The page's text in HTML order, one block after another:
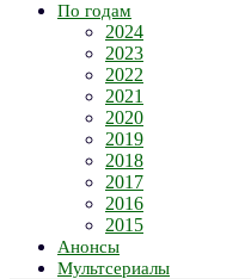
По годам
2024
2023
2022
2021
2020
2019
2018
2017
2016
2015
Анонсы
Мультсериалы